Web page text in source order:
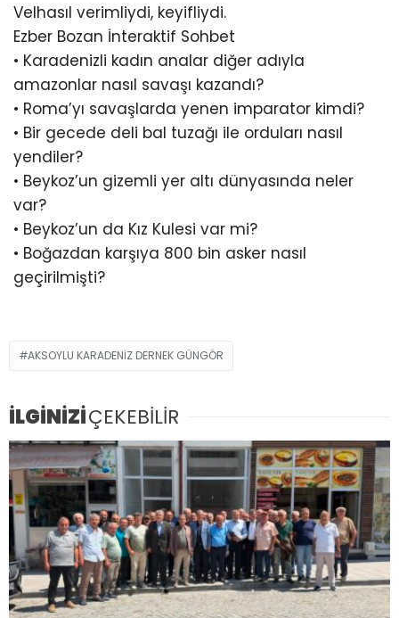
Velhasıl verimliydi, keyifliydi.
Ezber Bozan İnteraktif Sohbet
• Karadenizli kadın analar diğer adıyla
amazonlar nasıl savaşı kazandı?
• Roma’yı savaşlarda yenen imparator kimdi?
• Bir gecede deli bal tuzağı ile orduları nasıl
yendiler?
• Beykoz’un gizemli yer altı dünyasında neler
var?
• Beykoz’un da Kız Kulesi var mi?
• Boğazdan karşıya 800 bin asker nasıl
geçirilmişti?
AKSOYLU KARADENİZ DERNEK GÜNGÖR
İLGİNİZİÇEKEBİLİR